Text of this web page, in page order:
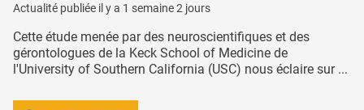
Actualité publiée il y a 1 semaine 2 jours
Cette étude menée par des neuroscientifiques et des
gérontologues de la Keck School of Medicine de
l'University of Southern California (USC) nous éclaire sur ...